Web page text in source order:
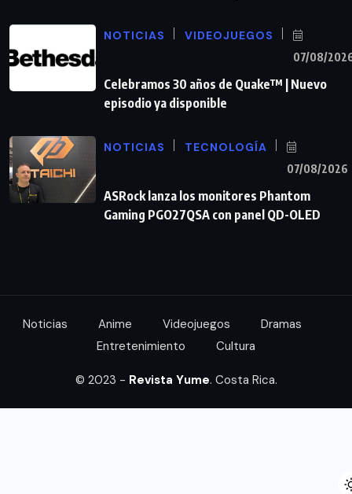
NOTICIAS VIDEOJUEGOS
07/08/
Celebramos 30 años de Quake™ | Nuevo
episodio ya disponible
NOTICIAS TECNOLOGÍA
07/08/2026
ASRock lanza los monitores Phantom
Gaming PGO27QSA con panel QD-OLED
Noticias Anime Videojuegos
Dramas
Entretenimiento
Cultura
© 2023 - Revista Yume. Costa Rica.